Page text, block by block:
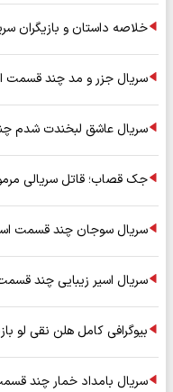
خلاصه داستان و
سریال جزر و مد چند قسمت
سریال عاشق لبخندت شدم
جک قصاب؛ قاتل سریالی
سریال سوجان چند قسمت
سریال اسیر زیبایی چند
بیوگرافی کامل هلن نقی لو
سریال بامداد خمار چند